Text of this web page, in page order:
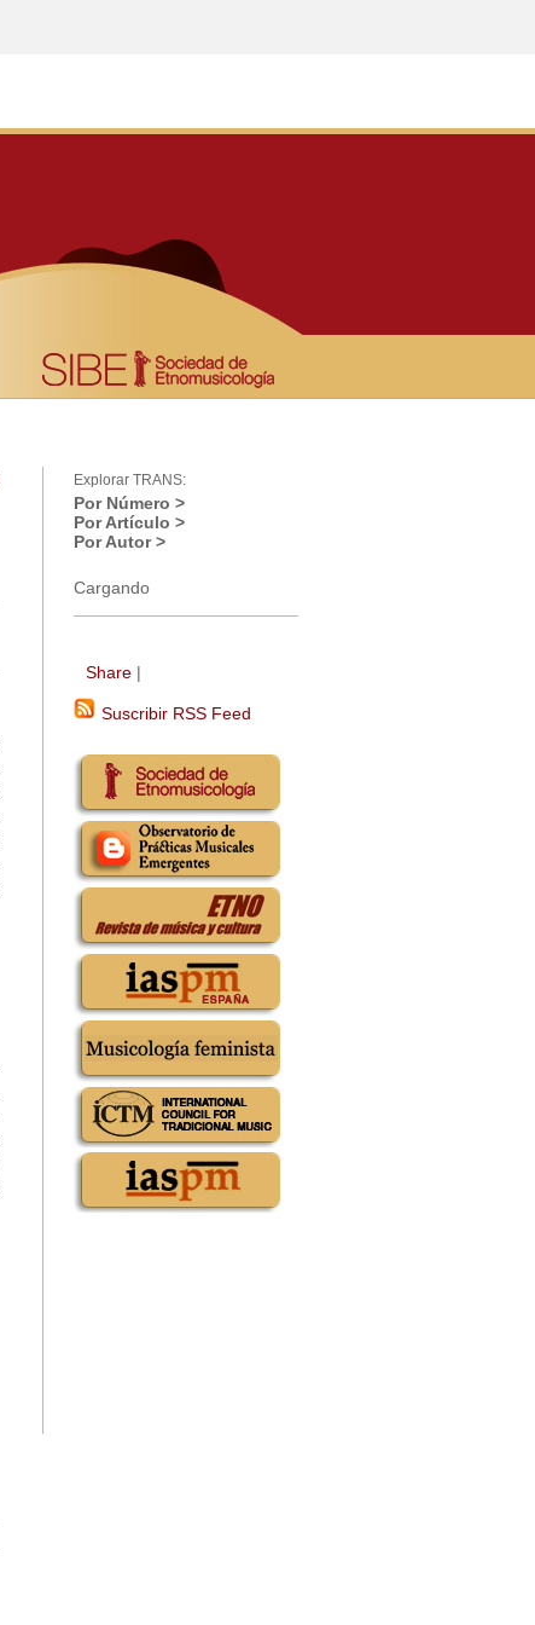
Explorar TRANS:
Por Número >
Por Artículo >
Por Autor >
Cargando
Share |
Suscribir RSS Feed